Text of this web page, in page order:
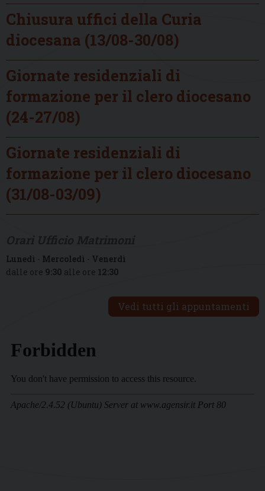
Chiusura uffici della Curia
diocesana (13/08-30/08)
Giornate residenziali di
formazione per il clero diocesano
(24-27/08)
Giornate residenziali di
formazione per il clero diocesano
(31/08-03/09)
Lunedì - Mercoledì - Venerdì
dalle ore 9:30 alle ore 12:30
Vedi tutti gli appuntamenti